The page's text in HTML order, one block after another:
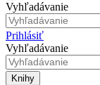
Vyhľadávanie
Prihlásiť
Vyhľadávanie
Knihy